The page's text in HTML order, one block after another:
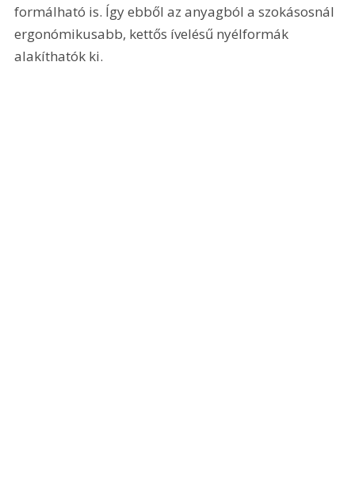
formálható is. Így ebből az anyagból a szokásosnál
ergonómikusabb, kettős ívelésű nyélformák
alakíthatók ki.